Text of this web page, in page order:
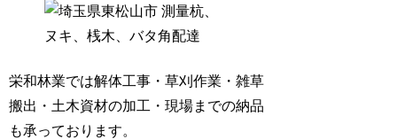
栄和林業では解体工事・草刈作業・雑草
搬出・土木資材の加工・現場までの納品
も承っております。